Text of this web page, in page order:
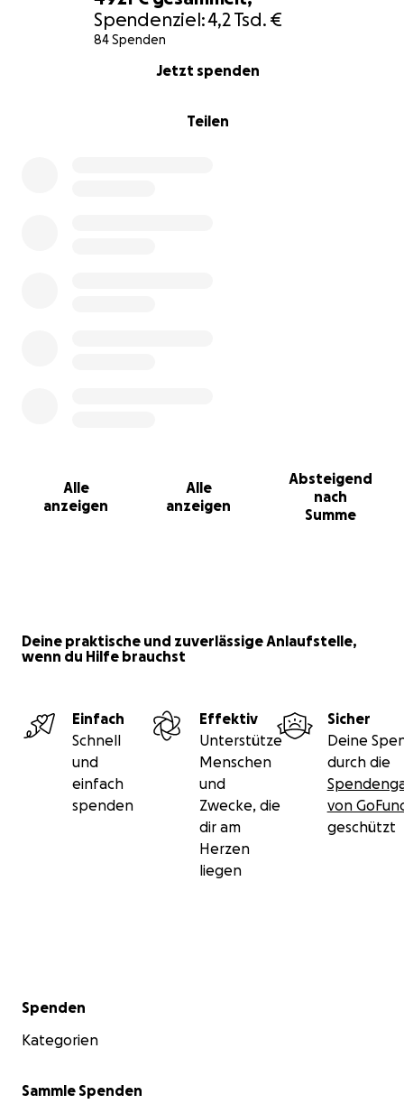
Spendenziel:4,2 Tsd. €
84 Spenden
Teilen
Jetzt spenden
Alle
anzeigen
Alle
anzeigen
Absteigend
nach
Summe
Deine praktische und zuverlässige Anlaufstelle,
wenn du Hilfe brauchst
Einfach
Schnell
und
einfach
spenden
Effektiv
Unterstütze
Menschen
und
Zwecke, die
dir am
Herzen
liegen
Sicher
Deine
durch die
von
geschützt
Sekundärmenü
Spenden
Kategorien
Sammle Spenden